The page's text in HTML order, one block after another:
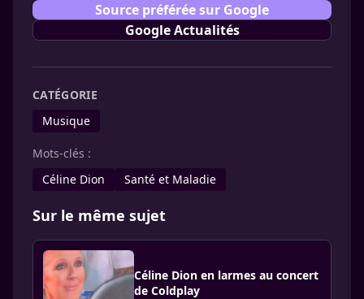
Source préférée sur Google
Google Actualités
CATÉGORIE
Musique
Mots-clés :
Céline Dion
Santé et Maladie
Sur le même sujet
Céline Dion en larmes au concert
de Coldplay